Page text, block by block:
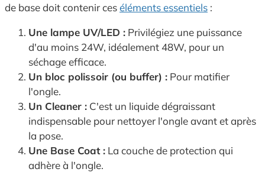
de base doit contenir ceséléments essentiels :
Une lampe UV/LED : Privilégiez une puissance
d'au moins 24W, idéalement 48W, pour un
séchage efficace.
Un bloc polissoir (ou buffer) : Pour matifier
l'ongle.
Un Cleaner : C'est un liquide dégraissant
indispensable pour nettoyer l'ongle avant et après
la pose.
Une Base Coat : La couche de protection qui
adhère à l'ongle.